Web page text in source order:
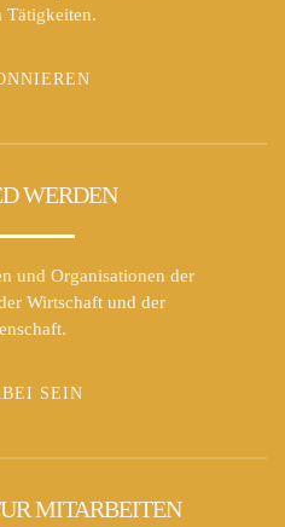
Tätigkeiten.
WERDEN
und Organisationen der
Wirtschaft und der
SEIN
MITARBEITEN